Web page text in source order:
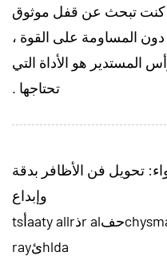
كنت تبحث عن قفل موثوق
المساومة على القوة ،
المستدير هو الأداة التي
تحتاجها .
تحويل فن الأظافر بدقة
وإبداع
التالي：أhmiة chysmaar chlحفr alذaaty allrأts
hldaئray